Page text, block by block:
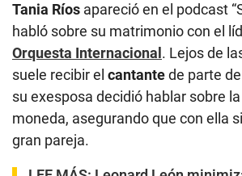
Tania Ríos apareció en el podcast
habló sobre su matrimonio con el
Orquesta Internacional . Lejos de
suele recibir el cantantede parte
su exesposa decidió hablar sobre
moneda, asegurando que con ella
gran pareja.